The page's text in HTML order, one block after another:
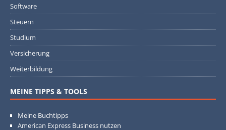
Software
Steuern
Studium
Versicherung
Weiterbildung
MEINE TIPPS & TOOLS
Meine Buchtipps
American Express Business nutzen